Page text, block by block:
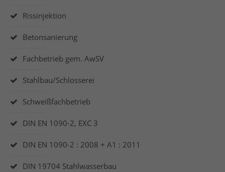
Rissinjektion
Betonsanierung
Fachbetrieb gem. AwSV
Stahlbau/Schlosserei
Schweißfachbetrieb
DIN EN 1090-2, EXC 3
DIN EN 1090-2 : 2008 + A1 : 2011
DIN 19704 Stahlwasserbau